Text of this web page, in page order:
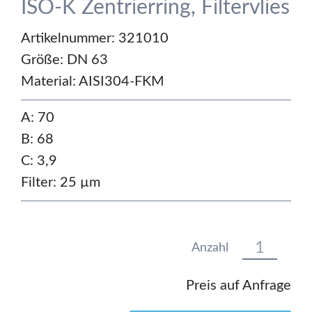
ISO-K Zentrierring, Filtervlies
Artikelnummer: 321010
Größe: DN 63
Material: AISI304-FKM
A: 70
B: 68
C: 3,9
Filter: 25 µm
Anzahl
Preis auf Anfrage